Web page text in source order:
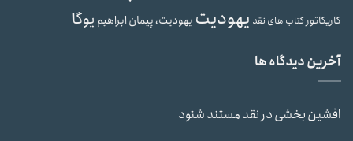
کاریکاتور کتاب های نقد یهودیت یهودیت، پیمان ابراهیم یوگا
آخرین دیدگاه ها
افشین بخشیدرنقد مستند شنود